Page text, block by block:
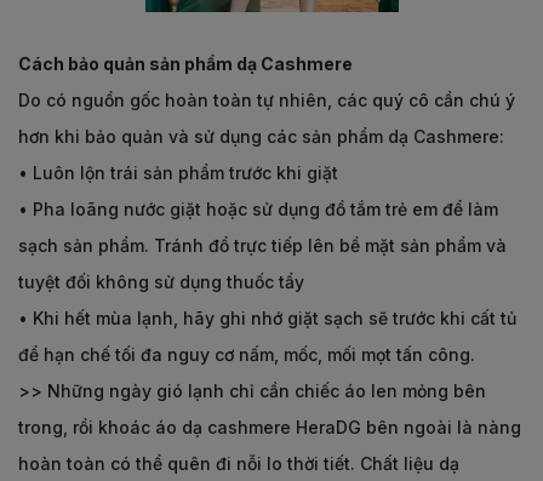
Cách bảo quản sản phẩm dạ Cashmere
Do có nguồn gốc hoàn toàn tự nhiên, các quý cô cần chú ý
hơn khi bảo quản và sử dụng các sản phẩm dạ Cashmere:
• Luôn lộn trái sản phẩm trước khi giặt
• Pha loãng nước giặt hoặc sử dụng đồ tắm trẻ em để làm
sạch sản phẩm. Tránh đổ trực tiếp lên bề mặt sản phẩm và
tuyệt đối không sử dụng thuốc tẩy
• Khi hết mùa lạnh, hãy ghi nhớ giặt sạch sẽ trước khi cất tủ
để hạn chế tối đa nguy cơ nấm, mốc, mối mọt tấn công.
>> Những ngày gió lạnh chỉ cần chiếc áo len mỏng bên
trong, rồi khoác áo dạ cashmere HeraDG bên ngoài là nàng
hoàn toàn có thể quên đi nỗi lo thời tiết. Chất liệu dạ